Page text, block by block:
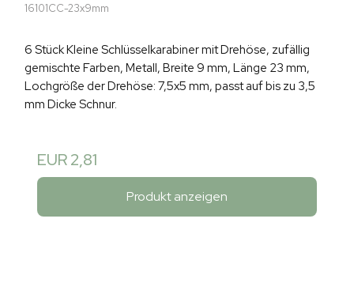
16101CC-23x9mm
6 Stück Kleine Schlüsselkarabiner mit Drehöse, zufällig
gemischte Farben, Metall, Breite 9 mm, Länge 23 mm,
Lochgröße der Drehöse: 7,5x5 mm, passt auf bis zu 3,5
mm Dicke Schnur.
EUR 2,81
Produkt anzeigen